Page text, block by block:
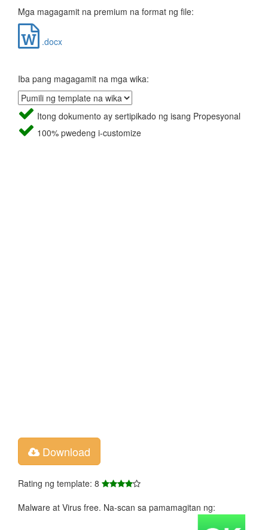
Mga magagamit na premium na format ng file:
.docx
Iba pang magagamit na mga wika:
Itong dokumento ay sertipikado ng isang Propesyonal
100% pwedeng i-customize
Download
Rating ng template: 8
Malware at Virus free. Na-scan sa pamamagitan ng: